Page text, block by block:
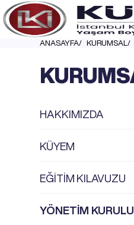
ANASAYFA KURUMSAL
HAKKIMIZDA
KÜYEM
EĞİTİM KILAVUZU
YÖNETİM KURULU